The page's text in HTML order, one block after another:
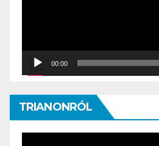
00:00
TRIANONRÓL